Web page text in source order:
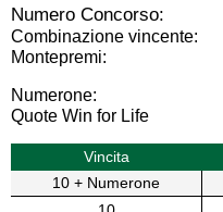
Numero Concorso:
Combinazione vincente:
Montepremi:
Numerone:
Quote Win for Life
Vincita
10 + Numerone